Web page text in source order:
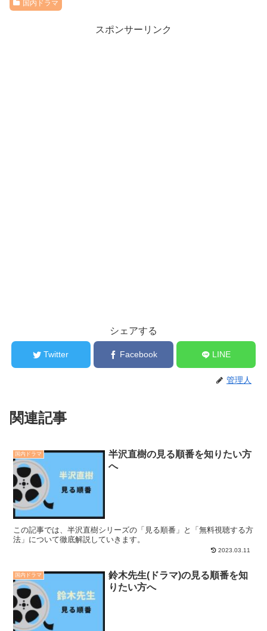
国内ドラマ
スポンサーリンク
シェアする
Twitter Facebook LINE
管理人
関連記事
国内ドラマ
半沢直樹の見る順番を知りたい方
へ
この記事では、半沢直樹シリーズの「見る順番」と「無料視聴する方
法」について徹底解説していきます。
2023.03.11
国内ドラマ
鈴木先生(ドラマ)の見る順番を知
りたい方へ